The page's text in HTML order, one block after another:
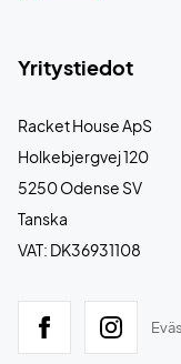
Yritystiedot
Racket House ApS
Holkebjergvej 120
5250 Odense SV
Tanska
VAT: DK36931108